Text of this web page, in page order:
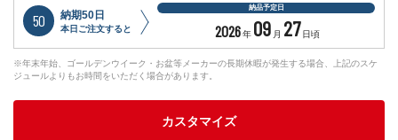
50 納期50日
本日ご注文すると
納品予定日
2026 年 09 月 27 日頃
※年末年始、ゴールデンウイーク・お盆等メーカーの長期休暇が発生する場合、上記のスケ
ジュールよりもお時間をいただく場合があります。
カスタマイズ